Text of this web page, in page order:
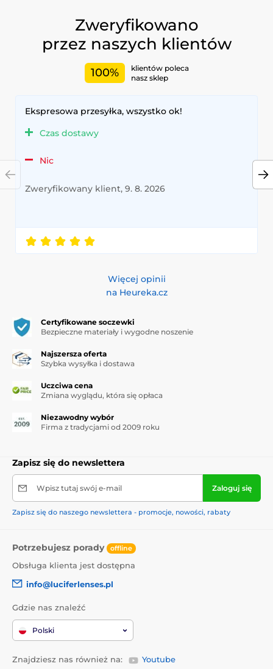
gwarantują komfort i bezpieczeństwo przez cały dzień.
Dodaj trochę koloru do swojego życia dzięki naszym
wysokiej jakości soczewkom, spełniającym najwyższe
standardy jakości i wygody.
Zweryfikowano
przez naszych klientów
100%
klientów poleca
nasz sklep
Ekspresowa przesyłka, wszystko ok!
Czas dostawy
Nic
Zweryfikowany klient, 9. 8. 2026
Więcej opinii
na Heureka.cz
Certyfikowane soczewki
Bezpieczne materiały i wygodne noszenie
Najszersza oferta
Szybka wysyłka i dostawa
Uczciwa cena
Zmiana wyglądu, która się opłaca
Niezawodny wybór
Firma z tradycjami od 2009 roku
Zapisz się do newslettera
Wpisz tutaj swój e-mail Zaloguj się
Zapisz się do naszego newslettera - promocje, nowości, rabaty
Potrzebujesz porady offline
Obsługa klienta jest dostępna
info@luciferlenses.pl
Gdzie nas znaleźć
Polski
Znajdziesz nas również na: Youtube